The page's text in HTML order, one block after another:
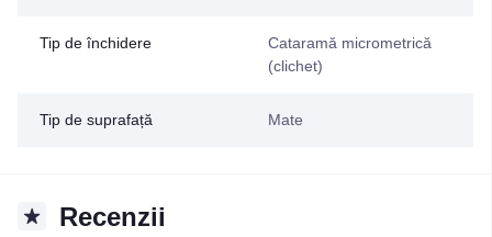
Tip de închidere
Cataramă micrometrică
(clichet)
Tip de suprafață Mate
Recenzii